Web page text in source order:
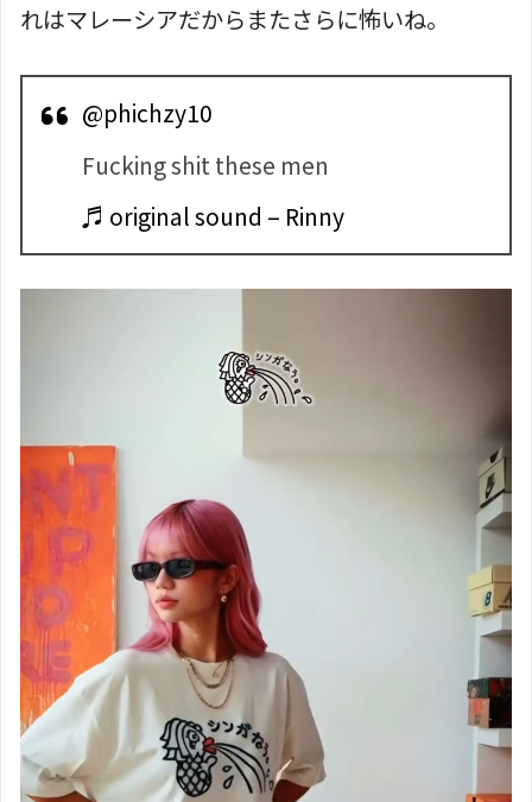
れはマレーシアだからまたさらに怖いね。
@phichzy10
Fucking shit these men
♬ original sound – Rinny